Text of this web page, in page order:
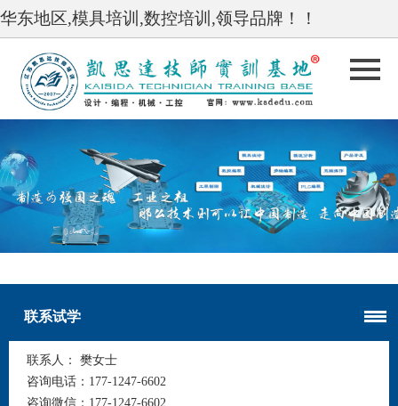
华东地区,模具培训,数控培训,领导品牌！！
联系试学
联系人：
樊女士
咨询电话： 177-1247-6602
咨询微信： 177-1247-6602